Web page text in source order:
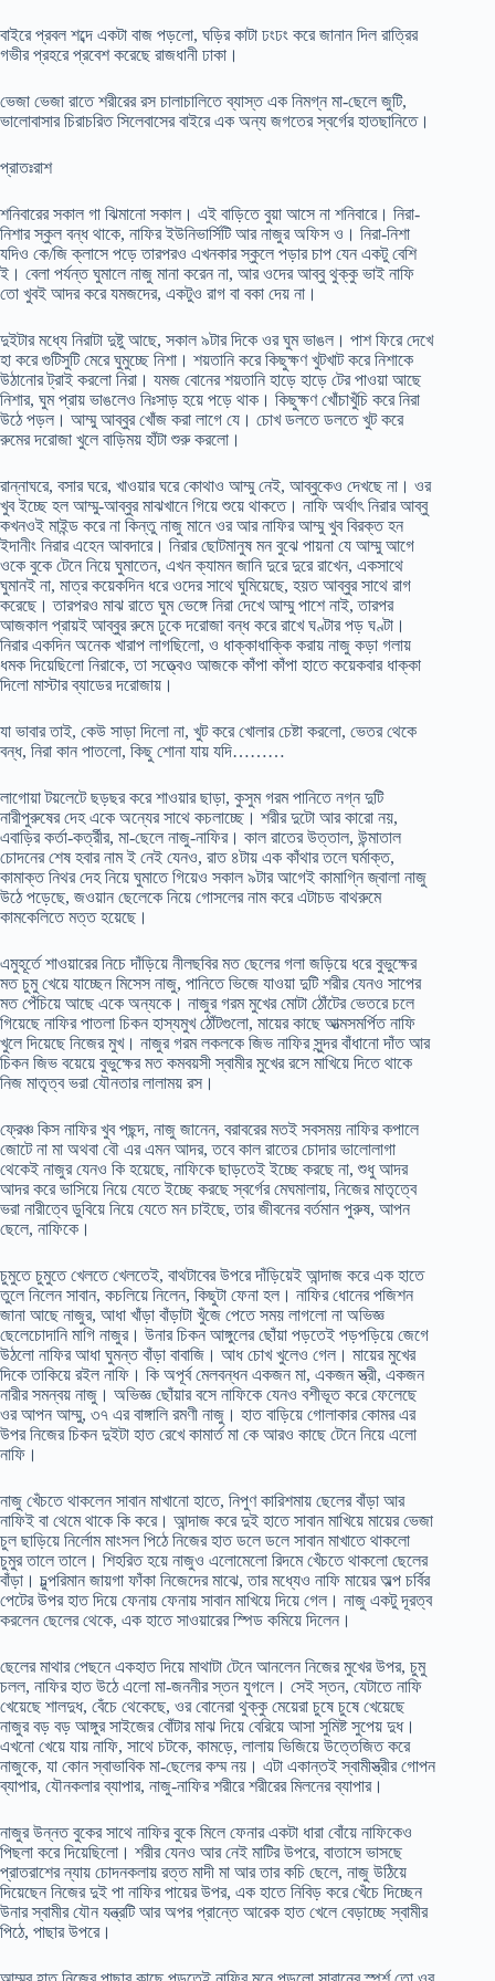
বাইরে প্রবল শব্দে একটা বাজ পড়লো, ঘড়ির কাটা ঢংঢং করে জানান দিল রাত্রির
গভীর প্রহরে প্রবেশ করেছে রাজধানী ঢাকা।
ভেজা ভেজা রাতে শরীরের রস চালাচালিতে ব্যাস্ত এক নিমগ্ন মা-ছেলে জুটি,
ভালোবাসার চিরাচরিত সিলেবাসের বাইরে এক অন্য জগতের স্বর্গের হাতছানিতে।
প্রাতঃরাশ
শনিবারের সকাল গা ঝিমানো সকাল। এই বাড়িতে বুয়া আসে না শনিবারে। নিরা-
নিশার স্কুল বন্ধ থাকে, নাফির ইউনিভার্সিটি আর নাজুর অফিস ও। নিরা-নিশা
যদিও কে/জি ক্লাসে পড়ে তারপরও এখনকার স্কুলে পড়ার চাপ যেন একটু বেশি
ই। বেলা পর্যন্ত ঘুমালে নাজু মানা করেন না, আর ওদের আব্বু থুক্কু ভাই নাফি
তো খুবই আদর করে যমজদের, একটুও রাগ বা বকা দেয় না।
দুইটার মধ্যে নিরাটা দুষ্টু আছে, সকাল ৯টার দিকে ওর ঘুম ভাঙল। পাশ ফিরে দেখে
হা করে গুটিসুটি মেরে ঘুমুচ্ছে নিশা। শয়তানি করে কিছুক্ষণ খুটখাট করে নিশাকে
উঠানোর ট্রাই করলো নিরা। যমজ বোনের শয়তানি হাড়ে হাড়ে টের পাওয়া আছে
নিশার, ঘুম প্রায় ভাঙলেও নিঃসাড় হয়ে পড়ে থাক। কিছুক্ষণ খোঁচাখুঁচি করে নিরা
উঠে পড়ল। আম্মু আব্বুর খোঁজ করা লাগে যে। চোখ ডলতে ডলতে খুট করে
রুমের দরোজা খুলে বাড়িময় হাঁটা শুরু করলো।
রান্নাঘরে, বসার ঘরে, খাওয়ার ঘরে কোথাও আম্মু নেই, আব্বুকেও দেখছে না। ওর
খুব ইচ্ছে হল আম্মু-আব্বুর মাঝখানে গিয়ে শুয়ে থাকতে। নাফি অর্থাৎ নিরার আব্বু
কখনওই মাইন্ড করে না কিন্তু নাজু মানে ওর আর নাফির আম্মু খুব বিরক্ত হন
ইদানীং নিরার এহেন আবদারে। নিরার ছোটমানুষ মন বুঝে পায়না যে আম্মু আগে
ওকে বুকে টেনে নিয়ে ঘুমাতেন, এখন ক্যামন জানি দুরে দুরে রাখেন, একসাথে
ঘুমানই না, মাত্র কয়েকদিন ধরে ওদের সাথে ঘুমিয়েছে, হয়ত আব্বুর সাথে রাগ
করেছে। তারপরও মাঝ রাতে ঘুম ভেঙ্গে নিরা দেখে আম্মু পাশে নাই, তারপর
আজকাল প্রায়ই আব্বুর রুমে ঢুকে দরোজা বন্ধ করে রাখে ঘণ্টার পড় ঘণ্টা।
নিরার একদিন অনেক খারাপ লাগছিলো, ও ধাক্কাধাক্কি করায় নাজু কড়া গলায়
ধমক দিয়েছিলো নিরাকে, তা সত্ত্বেও আজকে কাঁপা কাঁপা হাতে কয়েকবার ধাক্কা
দিলো মাস্টার ব্যাডের দরোজায়।
যা ভাবার তাই, কেউ সাড়া দিলো না, খুট করে খোলার চেষ্টা করলো, ভেতর থেকে
বন্ধ, নিরা কান পাতলো, কিছু শোনা যায় যদি………
লাগোয়া টয়লেটে ছড়ছর করে শাওয়ার ছাড়া, কুসুম গরম পানিতে নগ্ন দুটি
নারীপুরুষের দেহ একে অন্যের সাথে কচলাচ্ছে। শরীর দুটো আর কারো নয়,
এবাড়ির কর্তা-কর্ত্রীর, মা-ছেলে নাজু-নাফির। কাল রাতের উত্তাল, উন্মাতাল
চোদনের শেষ হবার নাম ই নেই যেনও, রাত ৪টায় এক কাঁথার তলে ঘর্মাক্ত,
কামাক্ত নিথর দেহ নিয়ে ঘুমাতে গিয়েও সকাল ৯টার আগেই কামাগ্নি জ্বালা নাজু
উঠে পড়েছে, জওয়ান ছেলেকে নিয়ে গোসলের নাম করে এটাচড বাথরুমে
কামকেলিতে মত্ত হয়েছে।
এমুহূর্তে শাওয়ারের নিচে দাঁড়িয়ে নীলছবির মত ছেলের গলা জড়িয়ে ধরে বুভুক্ষের
মত চুমু খেয়ে যাচ্ছেন মিসেস নাজু, পানিতে ভিজে যাওয়া দুটি শরীর যেনও সাপের
মত পেঁচিয়ে আছে একে অন্যকে। নাজুর গরম মুখের মোটা ঠোঁটের ভেতরে চলে
গিয়েছে নাফির পাতলা চিকন হাস্যমুখ ঠোঁটগুলো, মায়ের কাছে আত্মসমর্পিত নাফি
খুলে দিয়েছে নিজের মুখ। নাজুর গরম লকলকে জিভ নাফির সুন্দর বাঁধানো দাঁত আর
চিকন জিভ বয়েয়ে বুভুক্ষের মত কমবয়সী স্বামীর মুখের রসে মাখিয়ে দিতে থাকে
নিজ মাতৃত্ব ভরা যৌনতার লালাময় রস।
ফ্রেঞ্চ কিস নাফির খুব পছন্দ, নাজু জানেন, বরাবরের মতই সবসময় নাফির কপালে
জোটে না মা অথবা বৌ এর এমন আদর, তবে কাল রাতের চোদার ভালোলাগা
থেকেই নাজুর যেনও কি হয়েছে, নাফিকে ছাড়তেই ইচ্ছে করছে না, শুধু আদর
আদর করে ভাসিয়ে নিয়ে যেতে ইচ্ছে করছে স্বর্গের মেঘমালায়, নিজের মাতৃত্বে
ভরা নারীত্বে ডুবিয়ে নিয়ে যেতে মন চাইছে, তার জীবনের বর্তমান পুরুষ, আপন
ছেলে, নাফিকে।
চুমুতে চুমুতে খেলতে খেলতেই, বাথটাবের উপরে দাঁড়িয়েই আন্দাজ করে এক হাতে
তুলে নিলেন সাবান, কচলিয়ে নিলেন, কিছুটা ফেনা হল। নাফির ধোনের পজিশন
জানা আছে নাজুর, আধা খাঁড়া বাঁড়াটা খুঁজে পেতে সময় লাগলো না অভিজ্ঞ
ছেলেচোদানি মাগি নাজুর। উনার চিকন আঙ্গুলের ছোঁয়া পড়তেই পড়পড়িয়ে জেগে
উঠলো নাফির আধা ঘুমন্ত বাঁড়া বাবাজি। আধ চোখ খুলেও গেল। মায়ের মুখের
দিকে তাকিয়ে রইল নাফি। কি অপূর্ব মেলবন্ধন একজন মা, একজন স্ত্রী, একজন
নারীর সমন্বয় নাজু। অভিজ্ঞ ছোঁয়ার বসে নাফিকে যেনও বশীভূত করে ফেলেছে
ওর আপন আম্মু, ৩৭ এর বাঙ্গালি রমণী নাজু। হাত বাড়িয়ে গোলাকার কোমর এর
উপর নিজের চিকন দুইটা হাত রেখে কামার্ত মা কে আরও কাছে টেনে নিয়ে এলো
নাফি।
নাজু খেঁচতে থাকলেন সাবান মাখানো হাতে, নিপুণ কারিশমায় ছেলের বাঁড়া আর
নাফিই বা থেমে থাকে কি করে। আন্দাজ করে দুই হাতে সাবান মাখিয়ে মায়ের ভেজা
চুল ছাড়িয়ে নির্লোম মাংসল পিঠে নিজের হাত ডলে ডলে সাবান মাখাতে থাকলো
চুমুর তালে তালে। শিহরিত হয়ে নাজুও এলোমেলো রিদমে খেঁচতে থাকলো ছেলের
বাঁড়া। চুল্পরিমান জায়গা ফাঁকা নিজেদের মাঝে, তার মধ্যেও নাফি মায়ের অল্প চর্বির
পেটের উপর হাত দিয়ে ফেনায় ফেনায় সাবান মাখিয়ে দিয়ে গেল। নাজু একটু দূরত্ব
করলেন ছেলের থেকে, এক হাতে সাওয়ারের স্পিড কমিয়ে দিলেন।
ছেলের মাথার পেছনে একহাত দিয়ে মাথাটা টেনে আনলেন নিজের মুখের উপর, চুমু
চলল, নাফির হাত উঠে এলো মা-জননীর স্তন যুগলে। সেই স্তন, যেটাতে নাফি
খেয়েছে শালদুধ, বেঁচে থেকেছে, ওর বোনেরা থুক্কু মেয়েরা চুষে চুষে খেয়েছে
নাজুর বড় বড় আঙ্গুর সাইজের বোঁটার মাঝ দিয়ে বেরিয়ে আসা সুমিষ্ট সুপেয় দুধ।
এখনো খেয়ে যায় নাফি, সাথে চটকে, কামড়ে, লালায় ভিজিয়ে উত্তেজিত করে
নাজুকে, যা কোন স্বাভাবিক মা-ছেলের কম্ম নয়। এটা একান্তই স্বামীস্ত্রীর গোপন
ব্যাপার, যৌনকলার ব্যাপার, নাজু-নাফির শরীরে শরীরের মিলনের ব্যাপার।
নাজুর উন্নত বুকের সাথে নাফির বুকে মিলে ফেনার একটা ধারা বোঁয়ে নাফিকেও
পিছলা করে দিয়েছিলো। শরীর যেনও আর নেই মাটির উপরে, বাতাসে ভাসছে
প্রাতরাশের ন্যায় চোদনকলায় রত্ত মাদী মা আর তার কচি ছেলে, নাজু উঠিয়ে
দিয়েছেন নিজের দুই পা নাফির পায়ের উপর, এক হাতে নিবিড় করে খেঁচে দিচ্ছেন
উনার স্বামীর যৌন যন্ত্রটি আর অপর প্রান্তে আরেক হাত খেলে বেড়াচ্ছে স্বামীর
পিঠে, পাছার উপরে।